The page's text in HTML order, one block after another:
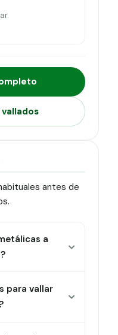
antes de
a
para vallar